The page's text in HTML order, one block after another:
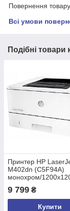
Повернення
Всі умови
Подібні товари
Принтер HP
M402dn (C5F94A)
монохром/
стр/хв/USB 2.0,
Дуплекс Б/у
9 799 ₴
Купити